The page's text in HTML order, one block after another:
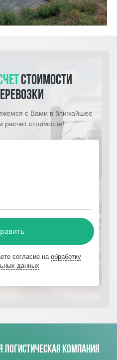
стоимости
с Вами в ближайшее
расчет стоимости!
согласие на обработку
данных
ЛОГИСТИЧЕСКАЯ КОМПАНИЯ